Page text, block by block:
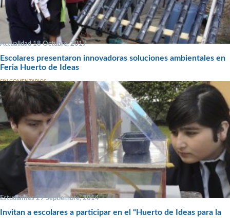
Actualidad 18 Octubre, 2017
Escolares presentaron innovadoras soluciones ambientales en
Feria Huerto de Ideas
SIN COMENTARIOS
Estudiantes 29 Septiembre, 2014
Invitan a escolares a participar en el “Huerto de Ideas para la